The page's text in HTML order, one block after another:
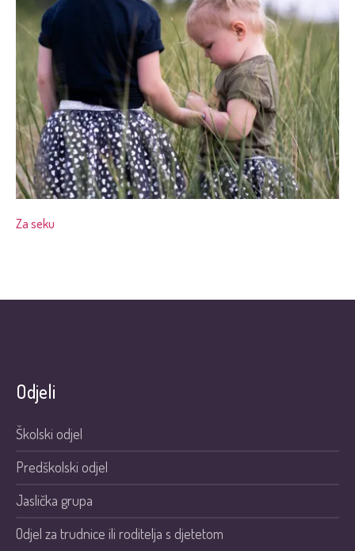
Za seku
Odjeli
Školski odjel
Predškolski odjel
Jaslička grupa
Odjel za trudnice ili roditelja s djetetom